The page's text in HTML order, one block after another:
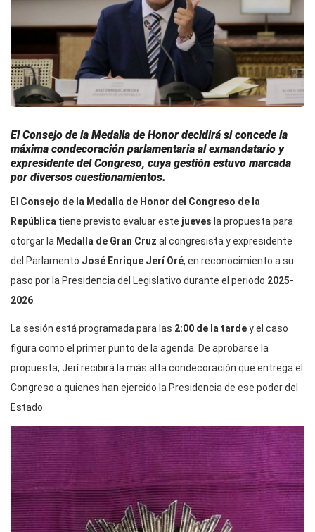
El Consejo de la Medalla de Honor decidirá si concede la
máxima condecoración parlamentaria al exmandatario y
expresidente del Congreso, cuya gestión estuvo marcada
por diversos cuestionamientos.
El Consejo de la Medalla de Honor del Congreso de la
República tiene previsto evaluar este jueves la propuesta para
otorgar la Medalla de Gran Cruz al congresista y expresidente
del Parlamento José Enrique Jerí Oré, en reconocimiento a su
paso por la Presidencia del Legislativo durante el periodo 2025-
2026.
La sesión está programada para las 2:00 de la tardey el caso
figura como el primer punto de la agenda. De aprobarse la
propuesta, Jerí recibirá la más alta condecoración que entrega el
Congreso a quienes han ejercido la Presidencia de ese poder del
Estado.